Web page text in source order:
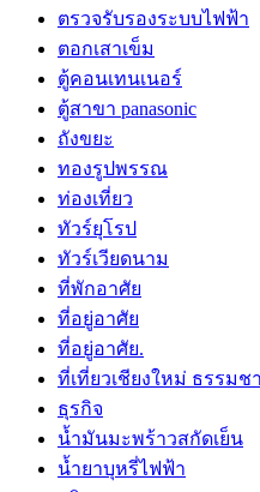
ตรวจรับรองระบบไฟฟ้า
ตอกเสาเข็ม
ตู้คอนเทนเนอร์
ตู้สาขา panasonic
ถังขยะ
ทองรูปพรรณ
ท่องเที่ยว
ทัวร์ยุโรป
ทัวร์เวียดนาม
ที่พักอาศัย
ที่อยู่อาศัย
ที่อยู่อาศัย.
ที่เที่ยวเชียงใหม่ ธรรมช
ธุรกิจ
น้ำมันมะพร้าวสกัดเย็น
น้ำยาบุหรี่ไฟฟ้า